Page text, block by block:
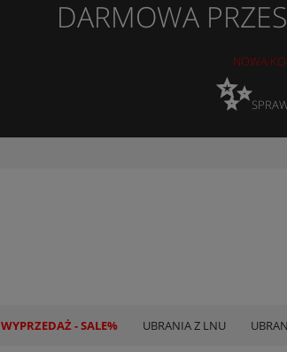
DARMOWA
NOWA
✨
WYPRZEDAŻ - SALE% UBRANIA Z LNU